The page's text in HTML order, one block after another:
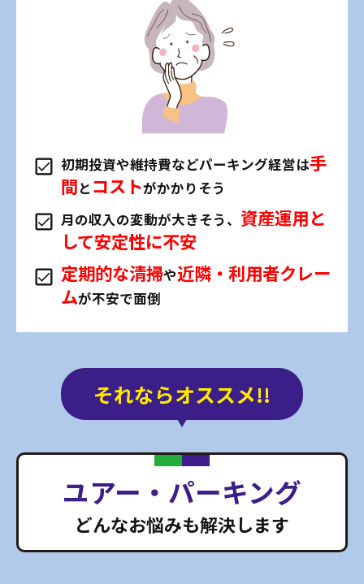
初期投資や維持費などパーキング経営は手
間と コストがかかりそう
月の収入の変動が大きそう、 資産運用と
して安定性に不安
定期的な清掃や近隣・利用者クレー
ムが不安で面倒
それならオススメ!!
ユアー・パーキング
どんなお悩みも解決します